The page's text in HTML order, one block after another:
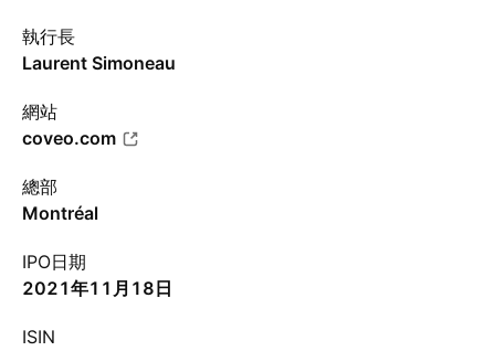
執行長
Laurent Simoneau
網站
coveo.com
總部
Montréal
IPO日期
2021年11月18日
ISIN